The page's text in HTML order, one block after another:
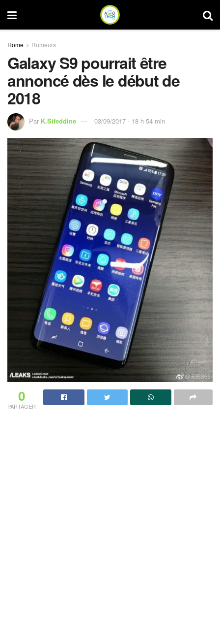
Home Rumeurs
Galaxy S9 pourrait être
annoncé dès le début de
2018
Par K.Sifeddine 03/09/2017 - 18 h 54 min
0
PARTAGER